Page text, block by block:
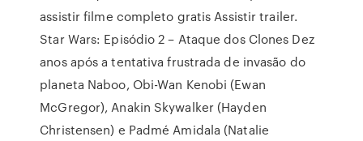
assistir filme completo gratis Assistir trailer.
Star Wars: Episódio 2 – Ataque dos Clones Dez
anos após a tentativa frustrada de invasão do
planeta Naboo, Obi-Wan Kenobi (Ewan
McGregor), Anakin Skywalker (Hayden
Christensen) e Padmé Amidala (Natalie